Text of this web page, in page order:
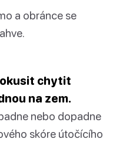
a obránce se
chytit
na zem.
nebo dopadne
skóre útočícího